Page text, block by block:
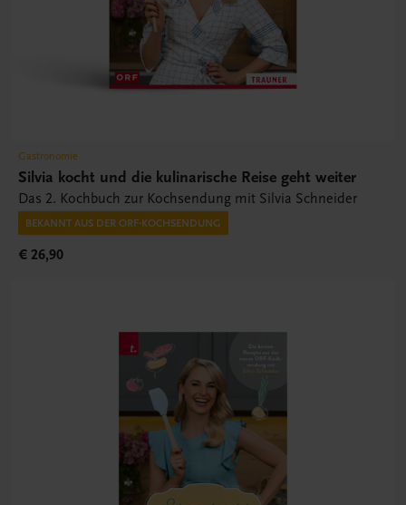
Gastronomie
Silvia kocht und die kulinarische Reise geht weiter
Das 2. Kochbuch zur Kochsendung mit Silvia Schneider
BEKANNT AUS DER ORF-KOCHSENDUNG
€ 26,90